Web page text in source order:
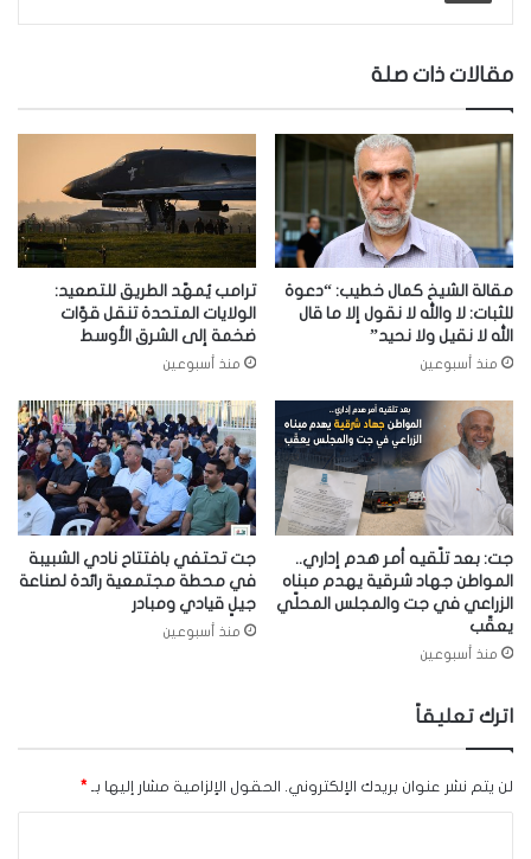
مقالات ذات صلة
مقالة الشيخ كمال خطيب: “دعوة
للثبات: لا والله لا نقول إلا ما قال
الله لا نقيل ولا نحيد”
منذ أسبوعين
ترامب يُمهّد الطريق للتصعيد:
الولايات المتحدة تنقل قوّات
ضخمة إلى الشرق الأوسط
منذ أسبوعين
جت: بعد تلّقيه أمر هدم إداري..
المواطن جهاد شرقية يهدم مبناه
الزراعي في جت والمجلس المحلّي
يعقّب
منذ أسبوعين
جت تحتفي بافتتاح نادي الشبيبة
في محطة مجتمعية رائدة لصناعة
جيلٍ قيادي ومبادر
منذ أسبوعين
اترك تعليقاً
لن يتم نشر عنوان بريدك الإلكتروني. الحقول الإلزامية مشار إليها بـ *